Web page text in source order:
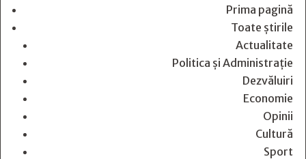
Prima pagină
Toate știrile
Actualitate
Politica și Administrație
Dezvăluiri
Economie
Opinii
Cultură
Sport